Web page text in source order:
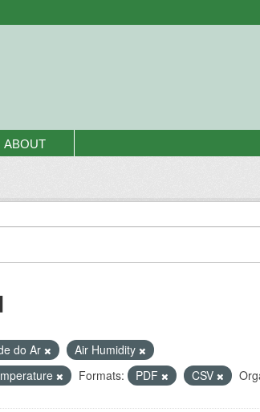
ABOUT
do Ar
Air Humidity
Formats: PDF CSV